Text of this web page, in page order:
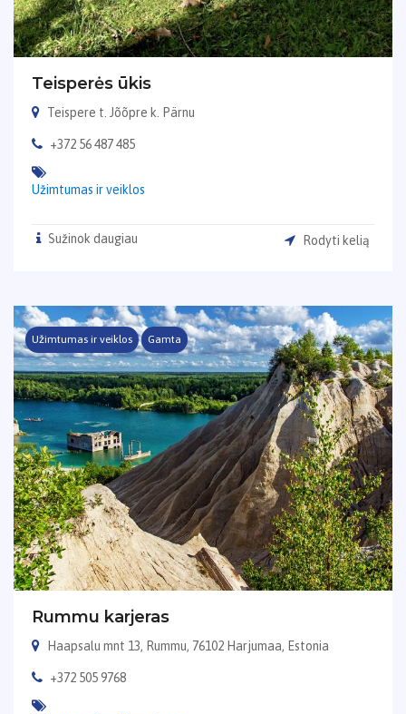
Teisperės ūkis
Teispere t. Jõõpre k. Pärnu
+372 56 487 485
Užimtumas ir veiklos
Sužinok daugiau Rodyti kelią
Užimtumas ir veiklos Gamta
Rummu karjeras
Haapsalu mnt 13, Rummu, 76102 Harjumaa, Estonia
+372 505 9768